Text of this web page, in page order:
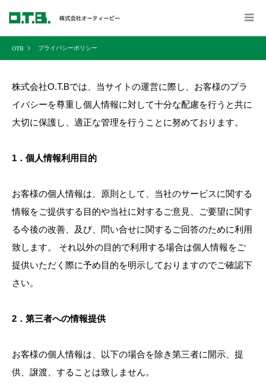
プライバシーポリシー
株式会社O.T.Bでは、当サイトの運営に際し、お客様のプラ
イバシーを尊重し個人情報に対して十分な配慮を行うと共に
大切に保護し、適正な管理を行うことに努めております。
1．個人情報利用目的
お客様の個人情報は、原則として、当社のサービスに関する
情報をご提供する目的や当社に対するご意見、ご要望に関す
る今後の改善、及び、問い合せに関するご回答のために利用
致します。 それ以外の目的で利用する場合は個人情報をご
提供いただく際に予め目的を明示しておりますのでご確認下
さい。
2．第三者への情報提供
お客様の個人情報は、以下の場合を除き第三者に開示、提
供、譲渡、することは致しません。